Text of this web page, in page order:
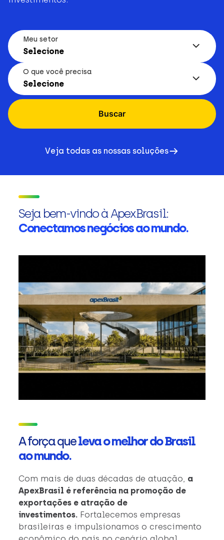
Meu setor
Selecione
O que você precisa
Selecione
Buscar
Veja todas as nossas soluções
Seja bem-vindo à ApexBrasil:
Conectamos negócios ao mundo.
A força queleva o melhor do Brasil
ao mundo.
Com mais de duas décadas de atuação, a
ApexBrasil é referência na promoção de
exportações e atração de
investimentos. Fortalecemos empresas
brasileiras e impulsionamos o crescimento